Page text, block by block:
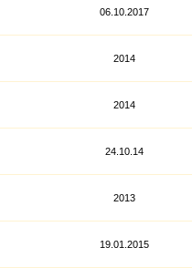
06.10.2017
2014
2014
24.10.14
2013
19.01.2015